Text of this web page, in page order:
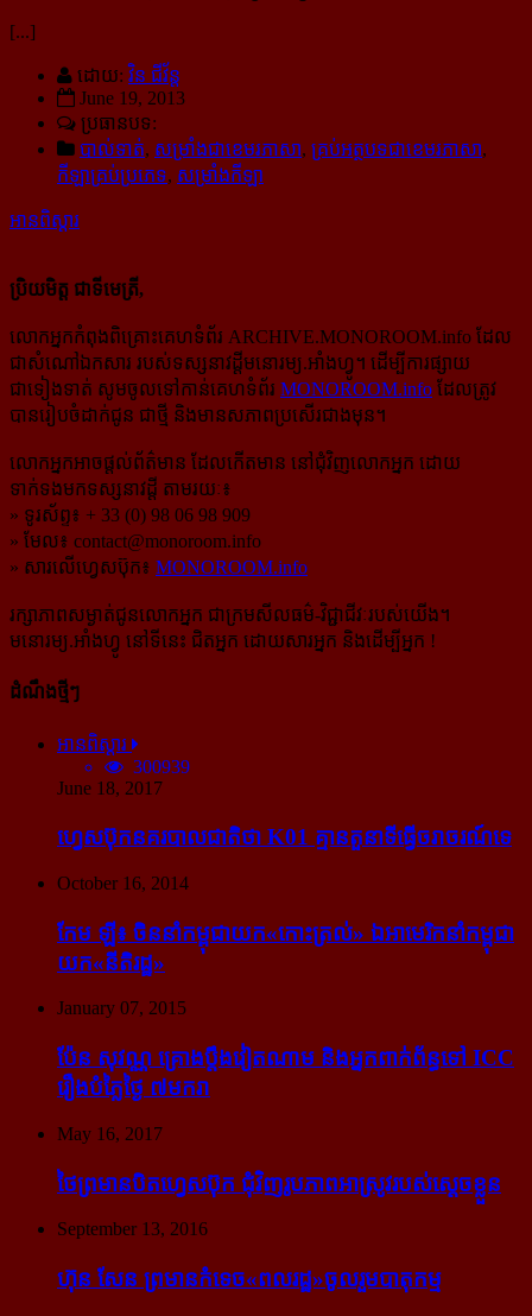
[...]
ដោយ: វិន ជីវ័ន្ត
June 19, 2013
ប្រធានបទ:
បាល់ទាត់, សម្រាំងជាខេមរភាសា, គ្រប់អត្ថបទជាខេមរភាសា,
កីឡាគ្រប់ប្រភេទ, សម្រាំងកីឡា
អានពិស្ដារ
ប្រិយមិត្ត ជាទីមេត្រី,
លោកអ្នកកំពុងពិគ្រោះគេហទំព័រ ARCHIVE.MONOROOM.info ដែល
ជាសំណៅឯកសារ របស់ទស្សនាវដ្ដីមនោរម្យ.អាំងហ្វូ។ ដើម្បីការផ្សាយ
ជាទៀងទាត់ សូមចូលទៅកាន់​គេហទំព័រ MONOROOM.info ដែលត្រូវ
បានរៀបចំដាក់ជូន ជាថ្មី និងមានសភាពប្រសើរជាងមុន។
លោកអ្នកអាចផ្ដល់ព័ត៌មាន ដែលកើតមាន នៅជុំវិញលោកអ្នក ដោយ
ទាក់ទងមកទស្សនាវដ្ដី តាមរយៈ៖
» ទូរស័ព្ទ៖ + 33 (0) 98 06 98 909
» មែល៖ contact@monoroom.info
» សារលើហ្វេសប៊ុក៖ MONOROOM.info
រក្សាភាពសម្ងាត់ជូនលោកអ្នក ជាក្រមសីលធម៌-​វិជ្ជាជីវៈ​របស់យើង។
មនោរម្យ.អាំងហ្វូ នៅទីនេះ ជិតអ្នក ដោយសារអ្នក និងដើម្បីអ្នក !
ដំណឹងថ្មីៗ
អានពិស្ដារ
300939
June 18, 2017
ហ្វេសប៊ុក​នគរបាល​ជាតិ​ថា K01 គ្មាន​តួនាទី​ធ្វើ​ចរាចរណ៍​ទេ
October 16, 2014
កែម ឡី៖ ចិន​នាំ​កម្ពុជា​យក​«កោះ​ត្រល់» ឯ​អាមេរិក​នាំ​កម្ពុជា​
យក​«នីតិរដ្ឋ»
January 07, 2015
ប៉ែន សុវណ្ណ គ្រោង​ប្តឹង​វៀតណាម និង​អ្នក​ពាក់​ព័ន្ធ​ទៅ ICC
រឿង​បំភ្លៃ​ថ្ងៃ ៧​មករា
May 16, 2017
ថៃ​ព្រមាន​បិត​ហ្វេសប៊ុក ជុំ​វិញ​រូបភាព​អាស្រូវ​របស់​ស្ដេច​ខ្លួន
September 13, 2016
ហ៊ុន សែន ព្រមាន​កំទេច​«ពលរដ្ឋ»​ចូលរួម​បាតុកម្ម